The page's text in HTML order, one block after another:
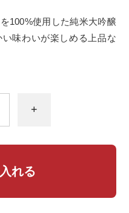
100%使用した純米大吟醸
味わいが楽しめる上品な
+
れる